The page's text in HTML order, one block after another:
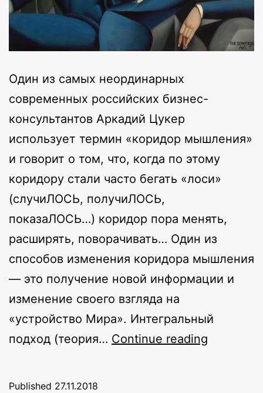
Один из самых неординарных
современных российских бизнес-
консультантов Аркадий Цукер
использует термин «коридор мышления»
и говорит о том, что, когда по этому
коридору стали часто бегать «лоси»
(случиЛОСЬ, получиЛОСЬ,
показаЛОСЬ…) коридор пора менять,
расширять, поворачивать… Один из
способов изменения коридора мышления
— это получение новой информации и
изменение своего взгляда на
«устройство Мира». Интегральный
подход (теория… Continue reading
Published 27.11.2018